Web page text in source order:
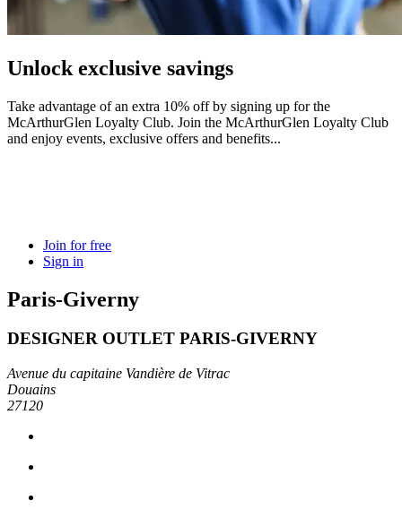
Unlock exclusive savings
Take advantage of an extra 10% off by signing up for the
McArthurGlen Loyalty Club. Join the McArthurGlen Loyalty Club
and enjoy events, exclusive offers and benefits...
Join for free
Sign in
Paris-Giverny
DESIGNER OUTLET PARIS-GIVERNY
Avenue du capitaine Vandière de Vitrac
Douains
27120